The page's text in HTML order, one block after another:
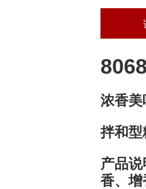
浓香美
拌和
产品
香、